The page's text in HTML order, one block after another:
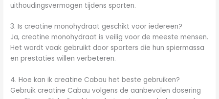
uithoudingsvermogen tijdens sporten.
3. Is creatine monohydraat geschikt voor iedereen?
Ja, creatine monohydraat is veilig voor de meeste mensen.
Het wordt vaak gebruikt door sporters die hun spiermassa
en prestaties willen verbeteren.
4. Hoe kan ik creatine Cabau het beste gebruiken?
Gebruik creatine Cabau volgens de aanbevolen dosering